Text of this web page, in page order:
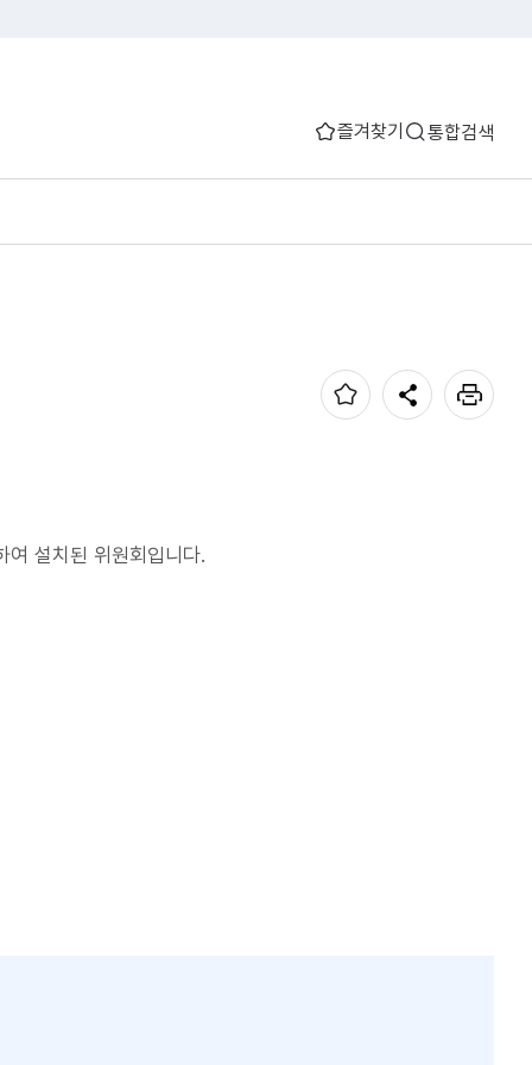
즐겨찾기 통합검색
여 설치된 위원회입니다.